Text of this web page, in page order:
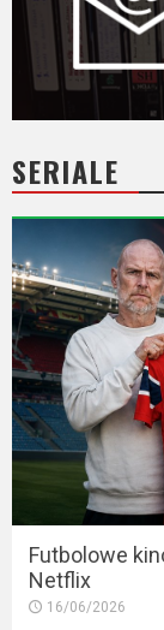
SERIALE
Futbolowe
Netflix
16/06/2026